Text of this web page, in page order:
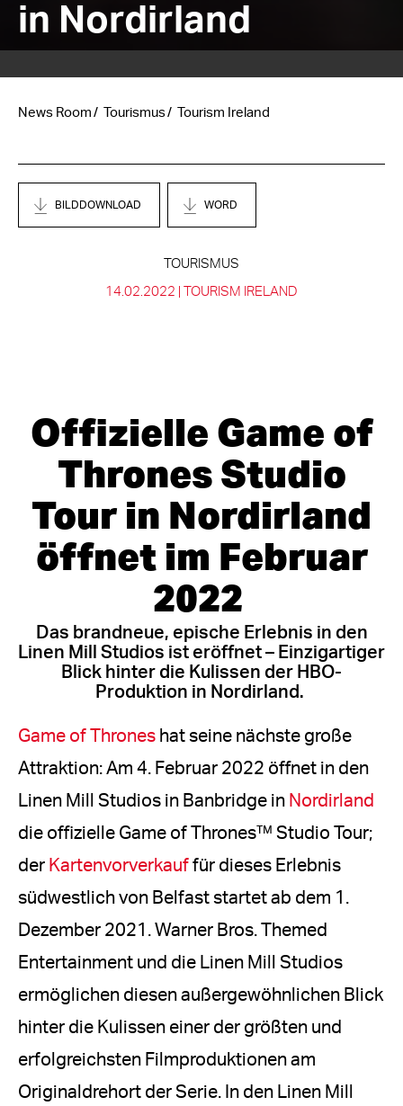
in Nordirland
News Room Tourismus Tourism Ireland
BILDDOWNLOAD WORD
TOURISMUS
14.02.2022 | TOURISM IRELAND
Offizielle Game of
Thrones Studio
Tour in Nordirland
öffnet im Februar
2022
Das brandneue, epische Erlebnis in den
Linen Mill Studios ist eröffnet – Einzigartiger
Blick hinter die Kulissen der HBO-
Produktion in Nordirland.
Game of Thrones hat seine nächste große
Attraktion: Am 4. Februar 2022 öffnet in den
Linen Mill Studios in Banbridge in Nordirland
die offizielle Game of Thrones™ Studio Tour;
der Kartenvorverkauf für dieses Erlebnis
südwestlich von Belfast startet ab dem 1.
Dezember 2021. Warner Bros. Themed
Entertainment und die Linen Mill Studios
ermöglichen diesen außergewöhnlichen Blick
hinter die Kulissen einer der größten und
erfolgreichsten Filmproduktionen am
Originaldrehort der Serie. In den Linen Mill